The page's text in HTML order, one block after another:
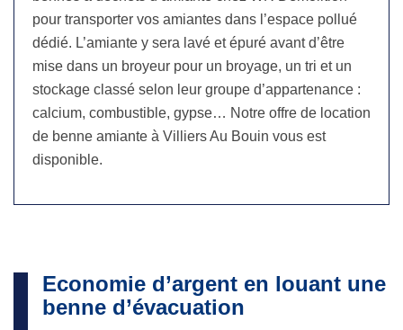
pour transporter vos amiantes dans l’espace pollué
dédié. L’amiante y sera lavé et épuré avant d’être
mise dans un broyeur pour un broyage, un tri et un
stockage classé selon leur groupe d’appartenance :
calcium, combustible, gypse… Notre offre de location
de benne amiante à Villiers Au Bouin vous est
disponible.
Economie d’argent en louant une
benne d’évacuation